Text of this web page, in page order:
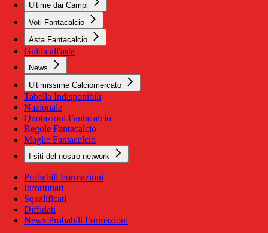
Ultime dai Campi
Voti Fantacalcio
Asta Fantacalcio
Guida all'asta
News
Ultimissime Calciomercato
Tabella Indisponibili
Nazionale
Quotazioni Fantacalcio
Regole Fantacalcio
Maglie Fantacalcio
I siti del nostro network
Probabili Formazioni
Infortunati
Squalificati
Diffidati
News Probabili Formazioni